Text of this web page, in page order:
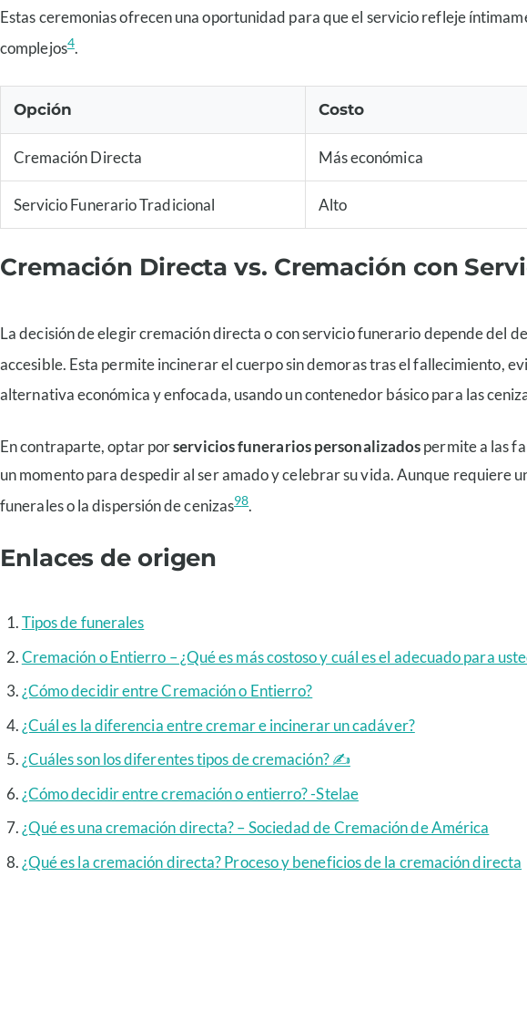
Estas ceremonias ofrecen una oportunidad para que el servicio refleje
complejos4.
Opción Costo
Cremación Directa Más económica
Servicio Funerario Tradicional Alto
Cremación Directa vs. Cremación con
La decisión de elegir cremación directa o con servicio funerario depende del
accesible. Esta permite incinerar el cuerpo sin demoras tras el fallecimiento,
alternativa económica y enfocada, usando un contenedor básico para las
En contraparte, optar porservicios funerarios personalizadospermite a las
un momento para despedir al ser amado y celebrar su vida. Aunque requiere
funerales o la dispersión de cenizas98.
Enlaces de origen
Tipos de funerales
Cremación o Entierro – ¿Qué es más costoso y cuál es el adecuado para
¿Cómo decidir entre Cremación o Entierro?
¿Cuál es la diferencia entre cremar e incinerar un cadáver?
¿Cuáles son los diferentes tipos de cremación? ✍️
¿Cómo decidir entre cremación o entierro? -Stelae
¿Qué es una cremación directa? – Sociedad de Cremación de América
¿Qué es la cremación directa? Proceso y beneficios de la cremación directa